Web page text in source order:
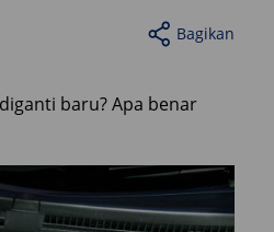
Bagikan
baru? Apa benar